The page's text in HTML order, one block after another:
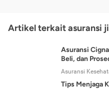
Artikel terkait asuransi
Asuransi
Beli, dan
Asuransi
Tips Menjaga